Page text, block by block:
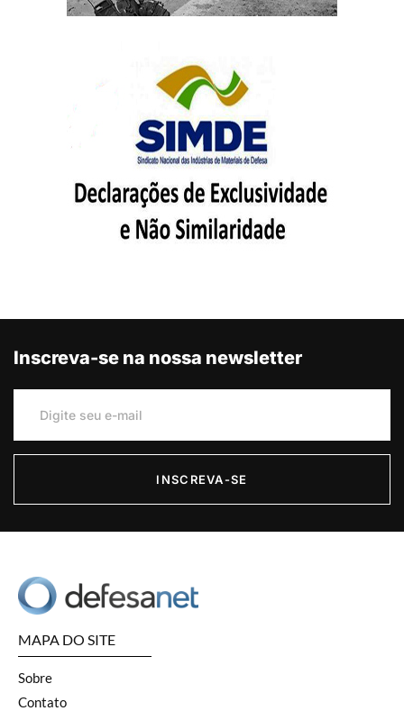
Inscreva-se na nossa newsletter
INSCREVA-SE
MAPA DO SITE
Sobre
Contato